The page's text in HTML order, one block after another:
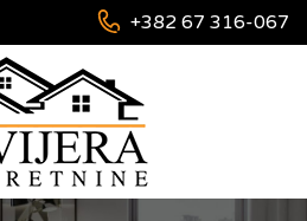
+382 67 316-067